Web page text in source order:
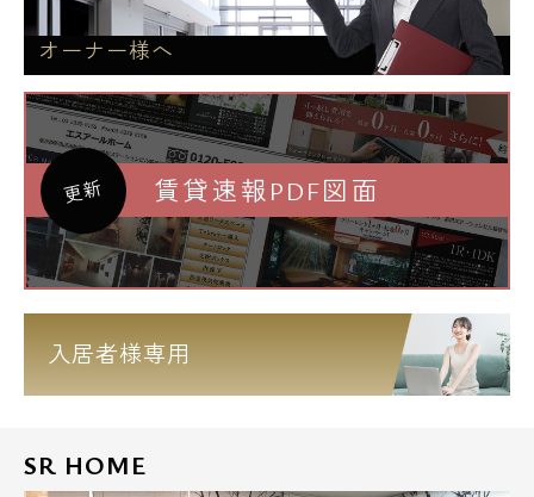
オーナー様へ
更新 賃貸速報PDF図面
入居者様専用
SR HOME